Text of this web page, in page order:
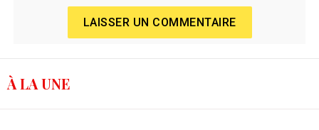
LAISSER UN COMMENTAIRE
À LA UNE